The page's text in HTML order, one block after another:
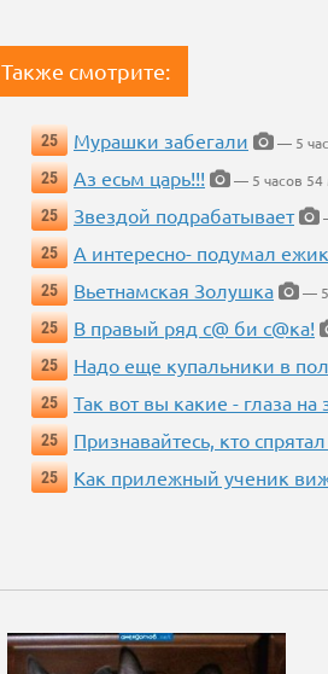
Также смотрите:
25 Мурашки забегали
— 5
25
Аз есьм царь!!!
— 5 часов 54
25
Звездой подрабатывает
25
А интересно- подумал
25
Вьетнамская Золушка
— 5
25
В правый ряд с@ би с@ка!
25
Надо еще купальники в
25
Так вот вы какие - глаза на
25
Признавайтесь, кто
25
Как прилежный ученик